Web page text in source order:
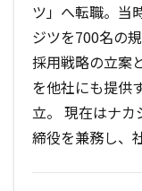
ツ」へ転職。当
ジツを700名の
採用戦略の立案
を他社にも提供
立。 現在はナ
締役を兼務し、